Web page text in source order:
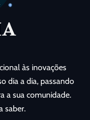
às inovações
dia a dia, passando
a sua comunidade.
saber.